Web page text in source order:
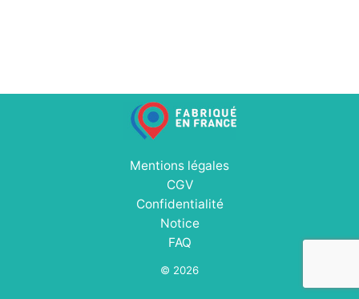
Mentions légales
CGV
Confidentialité
Notice
FAQ
© 2026